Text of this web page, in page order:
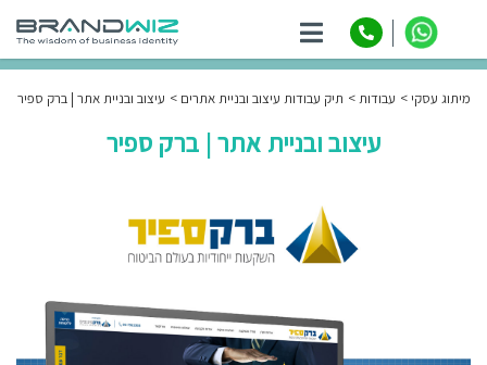
מיתוג עסקי עבודות תיק עבודות עיצוב ובניית אתרים עיצוב ובניית אתר | ברק ספיר
עיצוב ובניית אתר | ברק ספיר